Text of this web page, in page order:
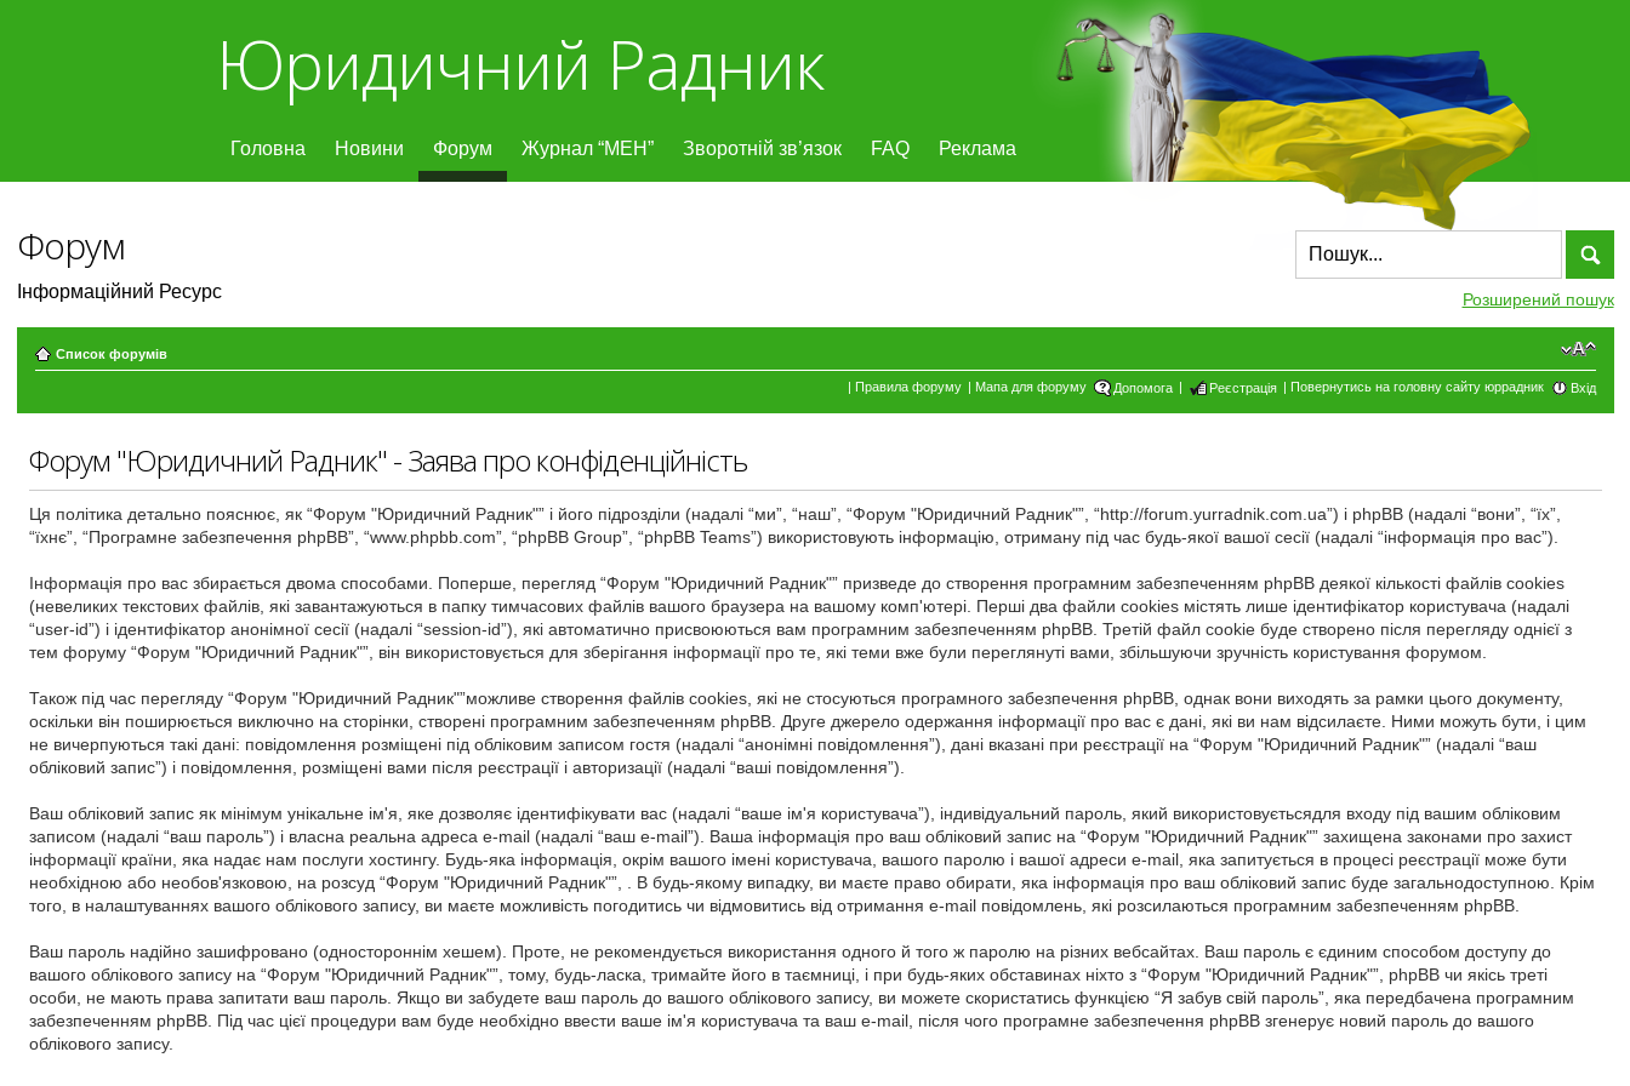
Юридичний Радник
Головна Новини Форум Журнал “МЕН” Зворотній зв’язок FAQ Реклама
Форум
Інформаційний Ресурс Розширений пошук
Список форумів
| Правила форуму | Мапа для форуму Допомога | Реєстрація | Повернутись на головну сайту юррадник Вхід
Форум "Юридичний Радник" - Заява про конфіденційність
Ця політика детально пояснює, як “Форум "Юридичний Радник"” і його підрозділи (надалі “ми”, “наш”, “Форум "Юридичний Радник"”, “http://forum.yurradnik.com.ua”) і phpBB (надалі “вони”, “їх”,
“їхнє”, “Програмне забезпечення phpBB”, “www.phpbb.com”, “phpBB Group”, “phpBB Teams”) використовують інформацію, отриману під час будь-якої вашої сесії (надалі “інформація про вас”).
Інформація про вас збирається двома способами. Поперше, перегляд “Форум "Юридичний Радник"” призведе до створення програмним забезпеченням phpBB деякої кількості файлів cookies
(невеликих текстових файлів, які завантажуються в папку тимчасових файлів вашого браузера на вашому комп'ютері. Перші два файли cookies містять лише ідентифікатор користувача (надалі
“user-id”) і ідентифікатор анонімної сесії (надалі “session-id”), які автоматично присвоюються вам програмним забезпеченням phpBB. Третій файл cookie буде створено після перегляду однієї з
тем форуму “Форум "Юридичний Радник"”, він використовується для зберігання інформації про те, які теми вже були переглянуті вами, збільшуючи зручність користування форумом.
Також під час перегляду “Форум "Юридичний Радник"”можливе створення файлів cookies, які не стосуються програмного забезпечення phpBB, однак вони виходять за рамки цього документу,
оскільки він поширюється виключно на сторінки, створені програмним забезпеченням phpBB. Друге джерело одержання інформації про вас є дані, які ви нам відсилаєте. Ними можуть бути, і цим
не вичерпуються такі дані: повідомлення розміщені під обліковим записом гостя (надалі “анонімні повідомлення”), дані вказані при реєстрації на “Форум "Юридичний Радник"” (надалі “ваш
обліковий запис”) і повідомлення, розміщені вами після реєстрації і авторизації (надалі “ваші повідомлення”).
Ваш обліковий запис як мінімум унікальне ім'я, яке дозволяє ідентифікувати вас (надалі “ваше ім'я користувача”), індивідуальний пароль, який використовуєтьсядля входу під вашим обліковим
записом (надалі “ваш пароль”) і власна реальна адреса e-mail (надалі “ваш e-mail”). Ваша інформація про ваш обліковий запис на “Форум "Юридичний Радник"” захищена законами про захист
інформації країни, яка надає нам послуги хостингу. Будь-яка інформація, окрім вашого імені користувача, вашого паролю і вашої адреси e-mail, яка запитується в процесі реєстрації може бути
необхідною або необов'язковою, на розсуд “Форум "Юридичний Радник"”, . В будь-якому випадку, ви маєте право обирати, яка інформація про ваш обліковий запис буде загальнодоступною. Крім
того, в налаштуваннях вашого облікового запису, ви маєте можливість погодитись чи відмовитись від отримання e-mail повідомлень, які розсилаються програмним забезпеченням phpBB.
Ваш пароль надійно зашифровано (одностороннім хешем). Проте, не рекомендується використання одного й того ж паролю на різних вебсайтах. Ваш пароль є єдиним способом доступу до
вашого облікового запису на “Форум "Юридичний Радник"”, тому, будь-ласка, тримайте його в таємниці, і при будь-яких обставинах ніхто з “Форум "Юридичний Радник"”, phpBB чи якісь треті
особи, не мають права запитати ваш пароль. Якщо ви забудете ваш пароль до вашого облікового запису, ви можете скористатись функцією “Я забув свій пароль”, яка передбачена програмним
забезпеченням phpBB. Під час цієї процедури вам буде необхідно ввести ваше ім'я користувача та ваш e-mail, після чого програмне забезпечення phpBB згенерує новий пароль до вашого
облікового запису.